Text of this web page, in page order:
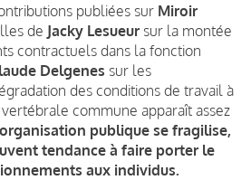
publiées sur Miroir
de Jacky Lesueur sur la montée
contractuels dans la fonction
Delgenes sur les
des conditions de travail à
commune apparaît assez
publique se fragilise,
tendance à faire porter le
aux individus.